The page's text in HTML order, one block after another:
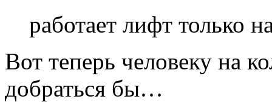
работает лифт только
Вот теперь человеку на
добраться бы…